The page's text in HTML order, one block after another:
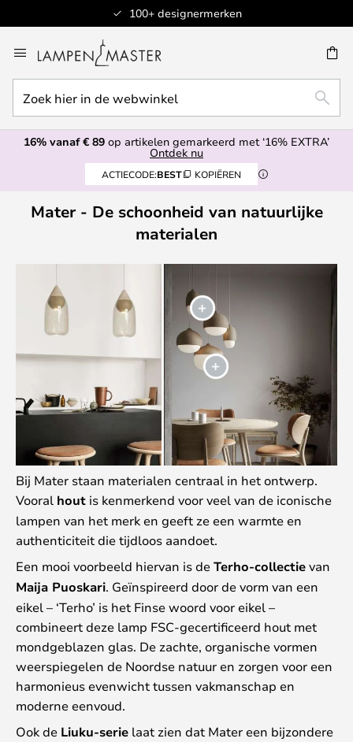
100+ designermerken
naar
de
inhoud
hier
in
de16% vanaf € 89 op artikelen gemarkeerd met ‘16% EXTRA’
Ontdek nu
ACTIECODE:BEST KOPIËREN
Mater - De schoonheid van natuurlijke
materialen
Bij Mater staan materialen centraal in het ontwerp.
Vooral hout is kenmerkend voor veel van de iconische
lampen van het merk en geeft ze een warmte en
authenticiteit die tijdloos aandoet.
Een mooi voorbeeld hiervan is deTerho-collectievan
Maija Puoskari. Geïnspireerd door de vorm van een
eikel – ‘Terho’ is het Finse woord voor eikel –
combineert deze lamp FSC-gecertificeerd hout met
mondgeblazen glas. De zachte, organische vormen
weerspiegelen de Noordse natuur en zorgen voor een
harmonieus evenwicht tussen vakmanschap en
moderne eenvoud.
Ook de Liuku-serie laat zien dat Mater een bijzondere